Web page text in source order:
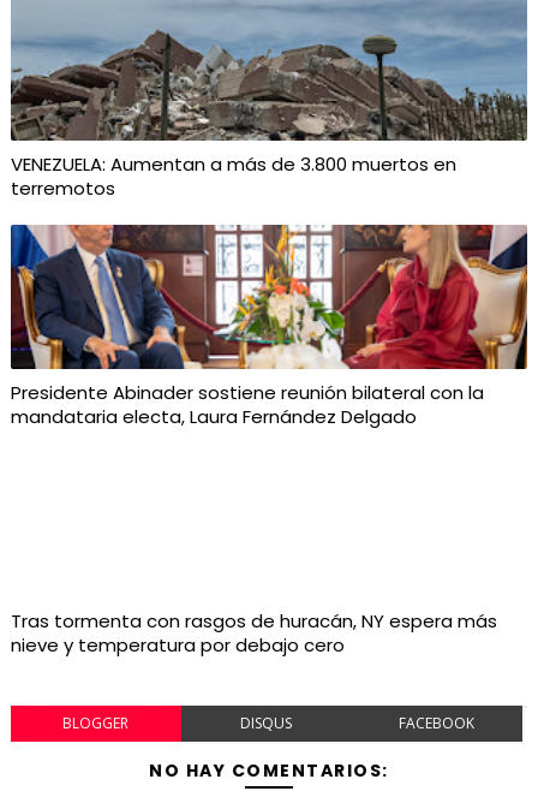
VENEZUELA: Aumentan a más de 3.800 muertos en
terremotos
Presidente Abinader sostiene reunión bilateral con la
mandataria electa, Laura Fernández Delgado
Tras tormenta con rasgos de huracán, NY espera más
nieve y temperatura por debajo cero
BLOGGER DISQUS FACEBOOK
NO HAY COMENTARIOS: